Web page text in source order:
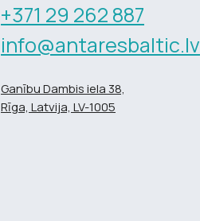
+371 29 262 887
info@antaresbaltic.lv
Ganību Dambis iela 38,
Rīga, Latvija, LV-1005